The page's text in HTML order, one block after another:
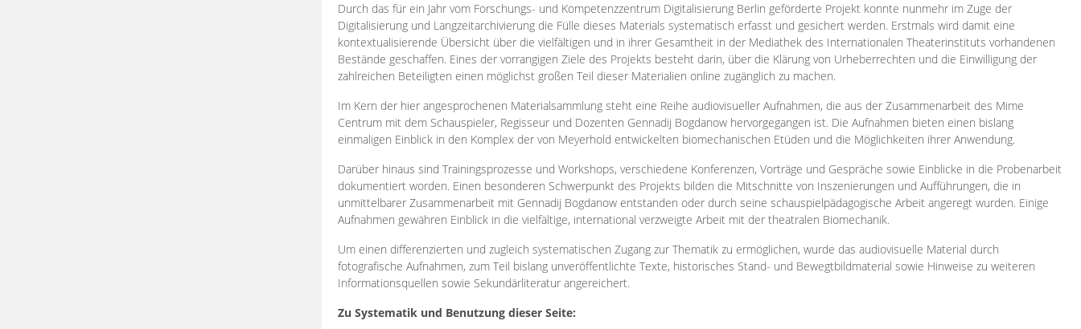
Durch das für ein Jahr vom Forschungs- und Kompetenzzentrum Digitalisierung Berlin geförderte Projekt konnte nunmehr im Zuge der
Digitalisierung und Langzeitarchivierung die Fülle dieses Materials systematisch erfasst und gesichert werden. Erstmals wird damit eine
kontextualisierende Übersicht über die vielfältigen und in ihrer Gesamtheit in der Mediathek des Internationalen Theaterinstituts vorhandenen
Bestände geschaffen. Eines der vorrangigen Ziele des Projekts besteht darin, über die Klärung von Urheberrechten und die Einwilligung der
zahlreichen Beteiligten einen möglichst großen Teil dieser Materialien online zugänglich zu machen.
Im Kern der hier angesprochenen Materialsammlung steht eine Reihe audiovisueller Aufnahmen, die aus der Zusammenarbeit des Mime
Centrum mit dem Schauspieler, Regisseur und Dozenten Gennadij Bogdanow hervorgegangen ist. Die Aufnahmen bieten einen bislang
einmaligen Einblick in den Komplex der von Meyerhold entwickelten biomechanischen Etüden und die Möglichkeiten ihrer Anwendung.
Darüber hinaus sind Trainingsprozesse und Workshops, verschiedene Konferenzen, Vorträge und Gespräche sowie Einblicke in die Probenarbeit
dokumentiert worden. Einen besonderen Schwerpunkt des Projekts bilden die Mitschnitte von Inszenierungen und Aufführungen, die in
unmittelbarer Zusammenarbeit mit Gennadij Bogdanow entstanden oder durch seine schauspielpädagogische Arbeit angeregt wurden. Einige
Aufnahmen gewähren Einblick in die vielfältige, international verzweigte Arbeit mit der theatralen Biomechanik.
Um einen differenzierten und zugleich systematischen Zugang zur Thematik zu ermöglichen, wurde das audiovisuelle Material durch
fotografische Aufnahmen, zum Teil bislang unveröffentlichte Texte, historisches Stand- und Bewegtbildmaterial sowie Hinweise zu weiteren
Informationsquellen sowie Sekundärliteratur angereichert.
Zu Systematik und Benutzung dieser Seite: